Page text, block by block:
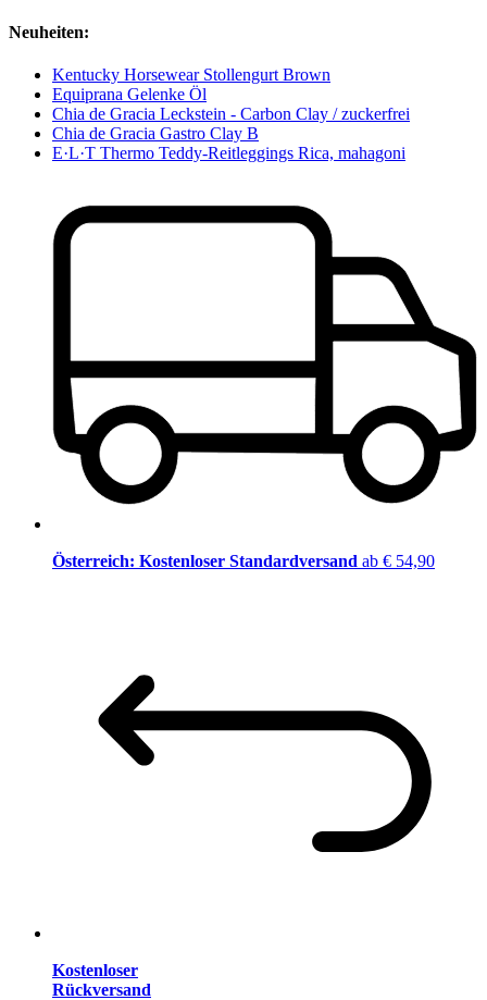
Neuheiten:
Kentucky Horsewear Stollengurt Brown
Equiprana Gelenke Öl
Chia de Gracia Leckstein - Carbon Clay / zuckerfrei
Chia de Gracia Gastro Clay B
E·L·T Thermo Teddy-Reitleggings Rica, mahagoni
Österreich: Kostenloser Standardversand ab € 54,90
Kostenloser
Rückversand